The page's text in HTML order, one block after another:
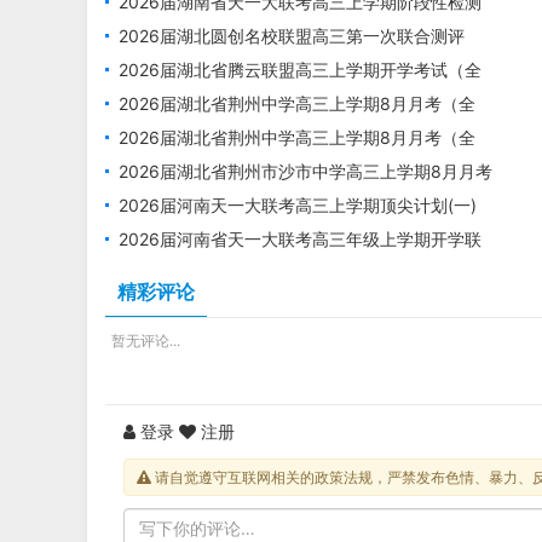
（一）（全科）
2026届湖北圆创名校联盟高三第一次联合测评
（全科）
2026届湖北省腾云联盟高三上学期开学考试（全
科）
2026届湖北省荆州中学高三上学期8月月考（全
科）1
2026届湖北省荆州中学高三上学期8月月考（全
科）
2026届湖北省荆州市沙市中学高三上学期8月月考
2026届河南天一大联考高三上学期顶尖计划(一)
2026届河南省天一大联考高三年级上学期开学联
精彩评论
暂无评论...
登录 注册
请自觉遵守互联网相关的政策法规，严禁发布色情、暴力、